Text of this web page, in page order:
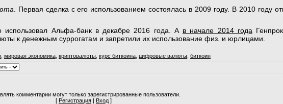
. Первая сделка с его использованием состоялась в 2009 году. В 2010 году
использовал Альфа-банк в декабре 2016 года. А в начале 2014 года
к денежным суррогатам и запретили их использование физ. и юрлицами.
мировая экономика криптовалюты курс биткоина цифровые валюты биткоин
комментарии могут только зарегистрированные пользователи.
[ Регистрация | Вход ]